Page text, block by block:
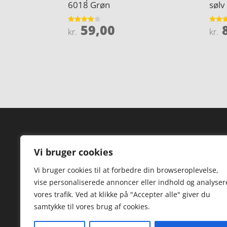
Vi bruger cookies
Vi bruger cookies til at forbedre din browseroplevelse,
vise personaliserede annoncer eller indhold og
vores trafik. Ved at klikke på "Accepter alle" giver du
samtykke til vores brug af cookies.
6018 Grøn
Vurderet
3.9
kr. 59,00
sølv
4.9
kr.
Forside